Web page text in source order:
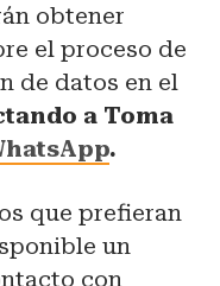
obtener
el proceso de
de datos en el
a Toma
.
que prefieran
un
con